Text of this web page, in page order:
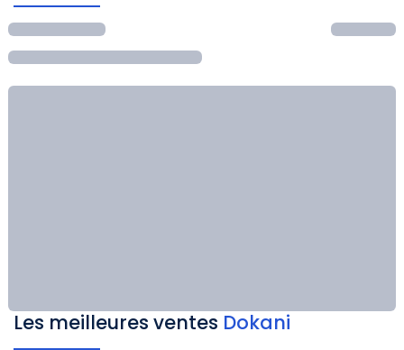
Les meilleures ventes Dokani